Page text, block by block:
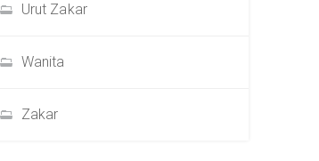
Urut Zakar
Wanita
Zakar